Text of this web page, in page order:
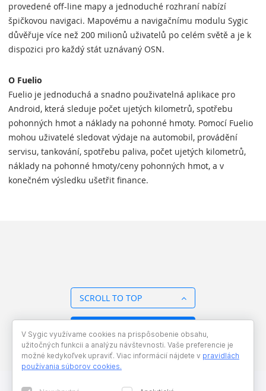
provedené off-line mapy a jednoduché rozhraní nabízí
špičkovou navigaci. Mapovému a navigačnímu modulu Sygic
důvěřuje více než 200 milionů uživatelů po celém světě a je k
dispozici pro každý stát uznávaný OSN.
O Fuelio
Fuelio je jednoduchá a snadno použivatelná aplikace pro
Android, která sleduje počet ujetých kilometrů, spotřebu
pohonných hmot a náklady na pohonné hmoty. Pomocí Fuelio
mohou uživatelé sledovat výdaje na automobil, provádění
servisu, tankování, spotřebu paliva, počet ujetých kilometrů,
náklady na pohonné hmoty/ceny pohonných hmot, a v
konečném výsledku ušetřit finance.
SCROLL TO TOP
V Sygic využívame cookies na prispôsobenie obsahu,
užitočných funkcii a analýzu návštevnosti. Vaše preferencie je
možné kedykoľvek upraviť. Viac informácií nájdete v pravidlách
používania súborov cookies.